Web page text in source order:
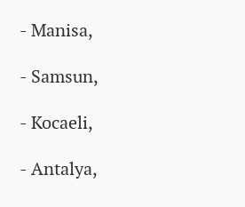
- Manisa,
- Samsun,
- Kocaeli,
- Antalya,